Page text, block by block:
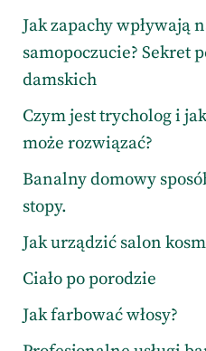
Jak zapachy wpływają
samopoczucie? Sekret
damskich
Czym jest trycholog i
może rozwiązać?
Banalny domowy
stopy.
Jak urządzić salon
Ciało po porodzie
Jak farbować włosy?